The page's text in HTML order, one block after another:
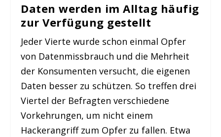
Daten werden im Alltag häufig
zur Verfügung gestellt
Jeder Vierte wurde schon einmal Opfer
von Datenmissbrauch und die Mehrheit
der Konsumenten versucht, die eigenen
Daten besser zu schützen. So treffen drei
Viertel der Befragten verschiedene
Vorkehrungen, um nicht einem
Hackerangriff zum Opfer zu fallen. Etwa